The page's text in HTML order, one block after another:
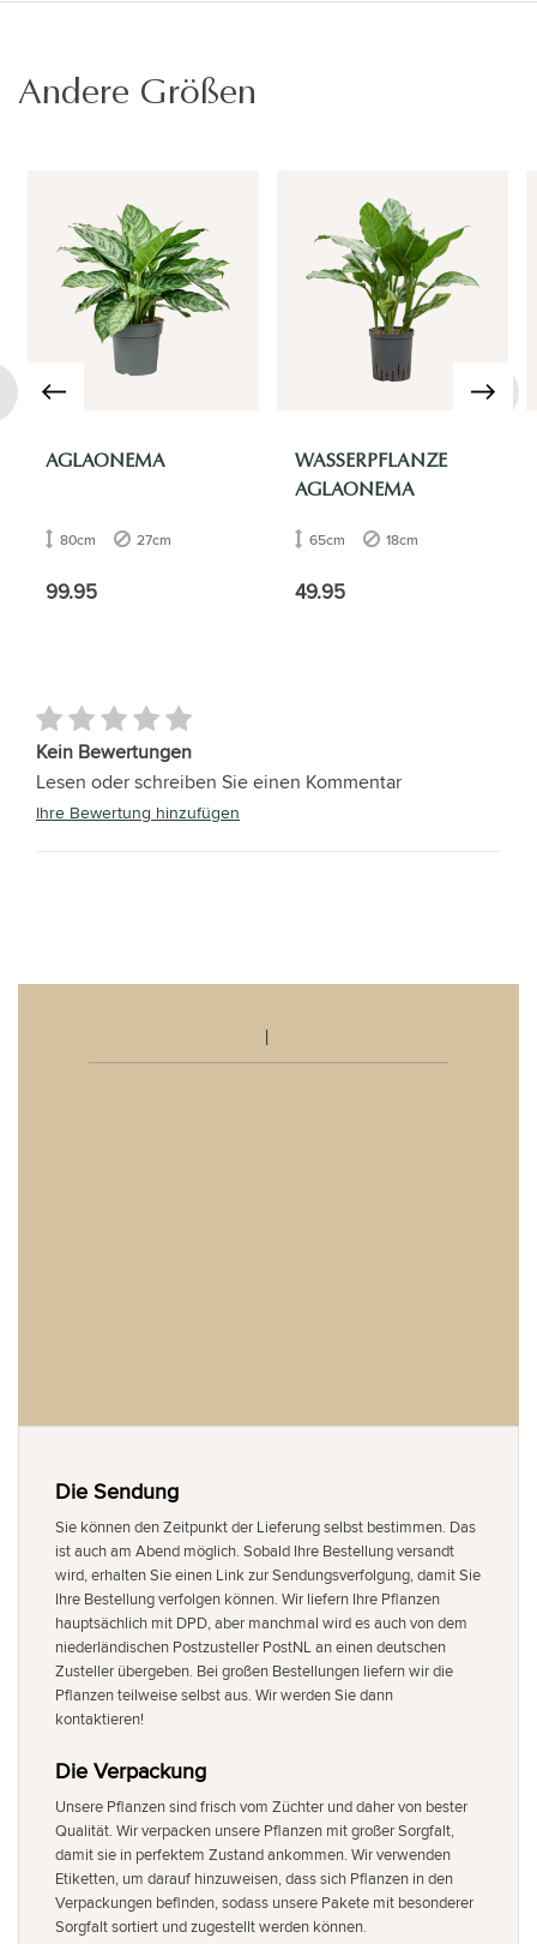
Andere Größen
AGLAONEMA
80cm 27cm
99.95
WASSERPFLANZE
AGLAONEMA
65cm 18cm
49.95
›
Kein Bewertungen
Lesen oder schreiben Sie einen Kommentar
Ihre Bewertung hinzufügen
Die Sendung
Sie können den Zeitpunkt der Lieferung selbst bestimmen. Das
ist auch am Abend möglich. Sobald Ihre Bestellung versandt
wird, erhalten Sie einen Link zur Sendungsverfolgung, damit Sie
Ihre Bestellung verfolgen können. Wir liefern Ihre Pflanzen
hauptsächlich mit DPD, aber manchmal wird es auch von dem
niederländischen Postzusteller PostNL an einen deutschen
Zusteller übergeben. Bei großen Bestellungen liefern wir die
Pflanzen teilweise selbst aus. Wir werden Sie dann
kontaktieren!
Die Verpackung
Unsere Pflanzen sind frisch vom Züchter und daher von bester
Qualität. Wir verpacken unsere Pflanzen mit großer Sorgfalt,
damit sie in perfektem Zustand ankommen. Wir verwenden
Etiketten, um darauf hinzuweisen, dass sich Pflanzen in den
Verpackungen befinden, sodass unsere Pakete mit besonderer
Sorgfalt sortiert und zugestellt werden können.